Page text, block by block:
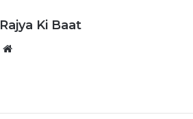
Rajya Ki Baat